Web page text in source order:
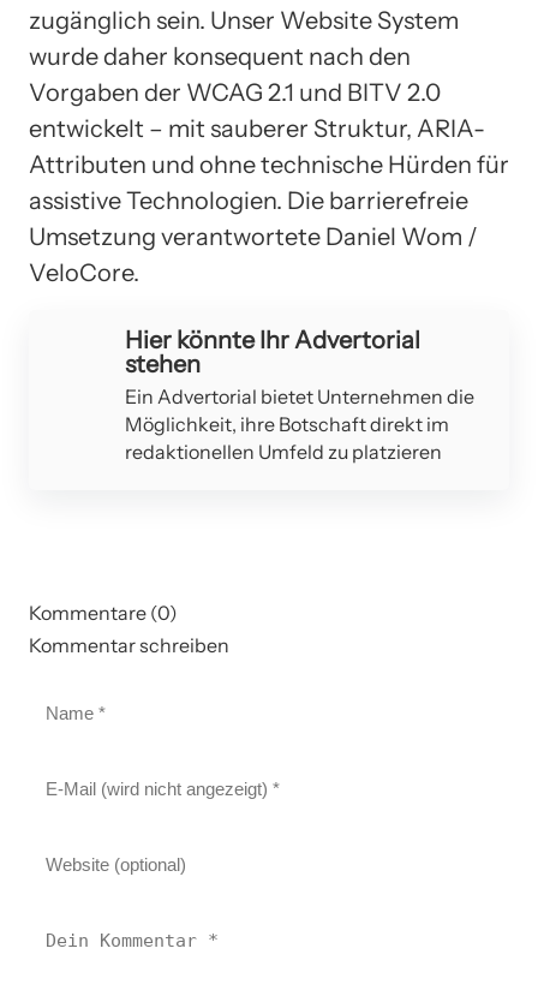
zugänglich sein. Unser Website System
wurde daher konsequent nach den
Vorgaben der WCAG 2.1 und BITV 2.0
entwickelt – mit sauberer Struktur, ARIA-
Attributen und ohne technische Hürden für
assistive Technologien. Die barrierefreie
Umsetzung verantwortete Daniel Wom /
VeloCore.
Hier könnte Ihr Advertorial
stehen
Ein Advertorial bietet Unternehmen die
Möglichkeit, ihre Botschaft direkt im
redaktionellen Umfeld zu platzieren
Kommentare (0)
Kommentar schreiben